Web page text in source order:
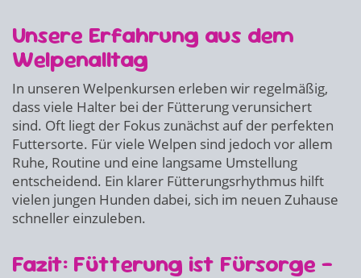
Unsere Erfahrung aus dem
Welpenalltag
In unseren Welpenkursen erleben wir regelmäßig,
dass viele Halter bei der Fütterung verunsichert
sind. Oft liegt der Fokus zunächst auf der perfekten
Futtersorte. Für viele Welpen sind jedoch vor allem
Ruhe, Routine und eine langsame Umstellung
entscheidend. Ein klarer Fütterungsrhythmus hilft
vielen jungen Hunden dabei, sich im neuen Zuhause
schneller einzuleben.
Fazit: Fütterung ist Fürsorge –